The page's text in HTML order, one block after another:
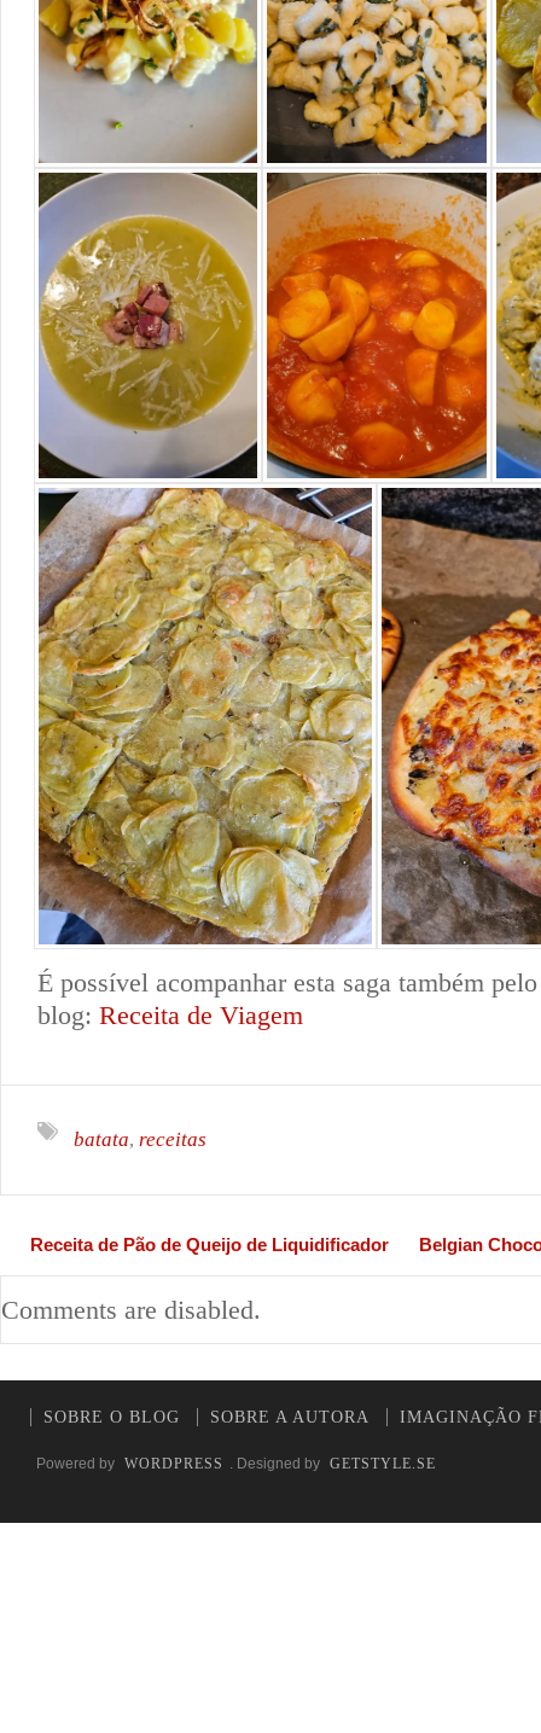
É possível acompanhar esta saga também
blog: Receita de Viagem
batata, receitas
Receita de Pão de Queijo de Liquidificador Belgian
Comments are disabled.
SOBRE O BLOG SOBRE A AUTORA IMAGINAÇÃO
Powered by WORDPRESS . Designed by GETSTYLE.SE